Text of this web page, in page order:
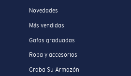
Novedades
Más vendidas
Gafas graduadas
Ropa y accesorios
Graba Su Armazón